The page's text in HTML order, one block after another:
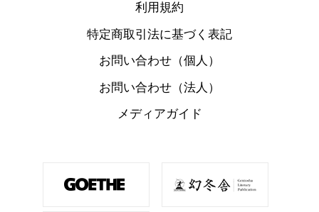
利用規約
特定商取引法に基づく表記
お問い合わせ（個人）
お問い合わせ（法人）
メディアガイド